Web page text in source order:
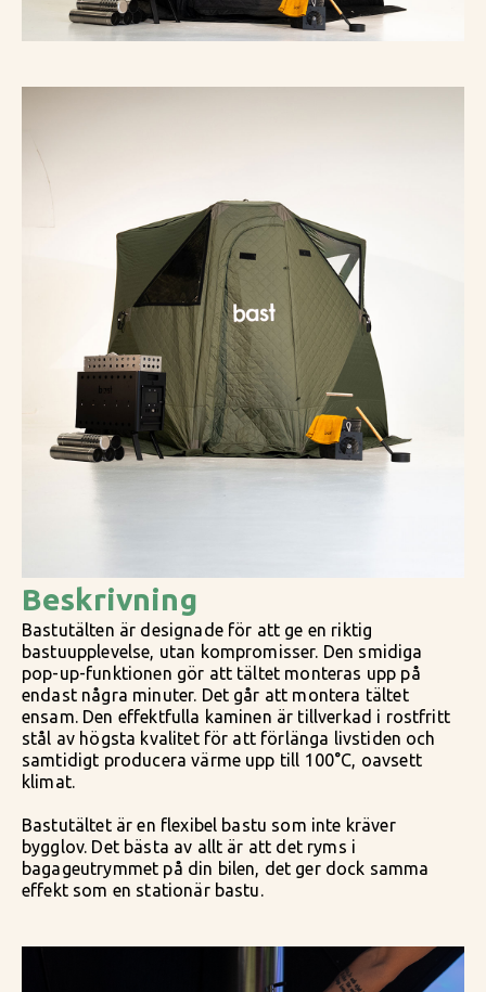
Beskrivning
Bastutälten är designade för att ge en riktig
bastuupplevelse, utan kompromisser. Den smidiga
pop-up-funktionen gör att tältet monteras upp på
endast några minuter. Det går att montera tältet
ensam. Den effektfulla kaminen är tillverkad i rostfritt
stål av högsta kvalitet för att förlänga livstiden och
samtidigt producera värme upp till 100°C, oavsett
klimat.
Bastutältet är en flexibel bastu som inte kräver
bygglov. Det bästa av allt är att det ryms i
bagageutrymmet på din bilen, det ger dock samma
effekt som en stationär bastu.